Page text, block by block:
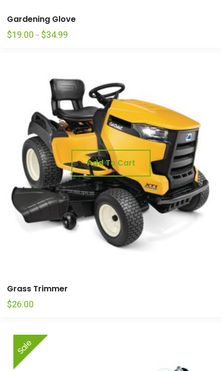
Gardening Glove
$19.00 – $34.99
Add To Cart
Grass Trimmer
$26.00
Sale